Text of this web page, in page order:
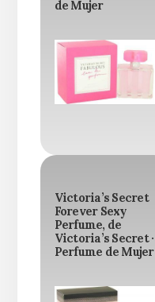
de Mujer
Victoria’s Secret
Forever Sexy
Perfume, de
Victoria’s Secret ·
Perfume de Mujer